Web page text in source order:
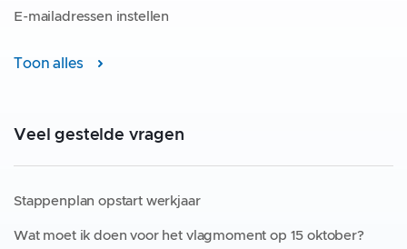
E-mailadressen instellen
Toon alles
Veel gestelde vragen
Stappenplan opstart werkjaar
Wat moet ik doen voor het vlagmoment op 15 oktober?